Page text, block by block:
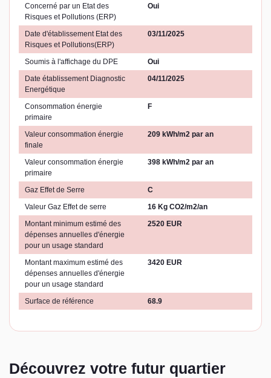
Concerné par un Etat des
Risques et Pollutions (ERP)
Oui
Date d'établissement Etat des
Risques et Pollutions(ERP)
03/11/2025
Soumis à l'affichage du DPE
Oui
Date établissement Diagnostic
Energétique
04/11/2025
Consommation énergie
primaire
F
Valeur consommation énergie
finale
209 kWh/m2 par an
Valeur consommation énergie
primaire
398 kWh/m2 par an
Gaz Effet de Serre
C
Valeur Gaz Effet de serre
16 Kg CO2/m2/an
Montant minimum estimé des
dépenses annuelles d'énergie
pour un usage standard
2520 EUR
Montant maximum estimé des
dépenses annuelles d'énergie
pour un usage standard
3420 EUR
Surface de référence 68.9
Découvrez votre futur quartier